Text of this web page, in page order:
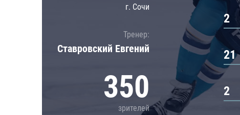
г. Сочи
Тренер:
Ставровский Евгений
350
зрителей
2
21
2